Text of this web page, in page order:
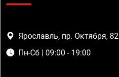
Ярославль, пр. Октября, 82
Пн-Сб | 09:00 - 19:00